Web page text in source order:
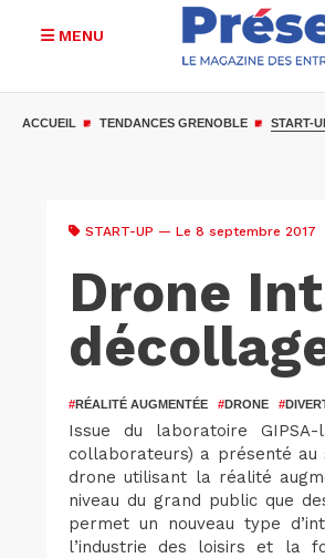
MENU
ACCUEIL TENDANCES GRENOBLE START-
START-UP — Le 8 septembre 2017
Drone
#RÉALITÉ AUGMENTÉE #DRONE #
Issue du laboratoire
collaborateurs) a présenté au
drone utilisant la réalité
niveau du grand public que
permet un nouveau type
l’industrie des loisirs et la